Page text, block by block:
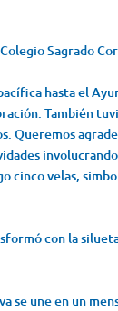
Sagrado
hasta el
También
Queremos
cinco velas,
con la
se une en un